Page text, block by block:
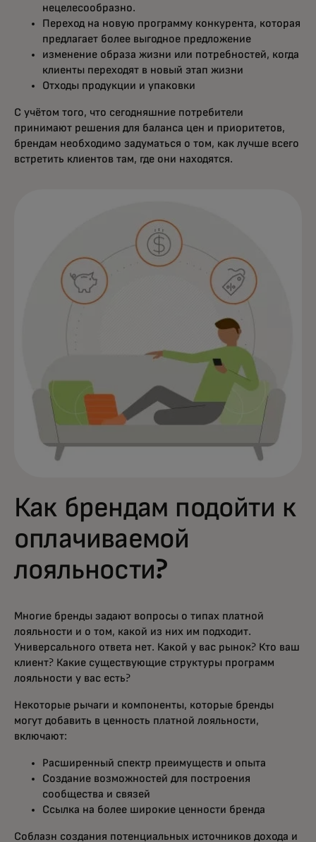
нецелесообразно.
Переход на новую программу конкурента, которая
предлагает более выгодное предложение
изменение образа жизни или потребностей, когда
клиенты переходят в новый этап жизни
Отходы продукции и упаковки
С учётом того, что сегодняшние потребители
принимают решения для баланса цен и приоритетов,
брендам необходимо задуматься о том, как лучше всего
встретить клиентов там, где они находятся.
Как брендам подойти к
оплачиваемой
лояльности?
Многие бренды задают вопросы о типах платной
лояльности и о том, какой из них им подходит.
Универсального ответа нет. Какой у вас рынок? Кто ваш
клиент? Какие существующие структуры программ
лояльности у вас есть?
Некоторые рычаги и компоненты, которые бренды
могут добавить в ценность платной лояльности,
включают:
Расширенный спектр преимуществ и опыта
Создание возможностей для построения
сообщества и связей
Ссылка на более широкие ценности бренда
Соблазн создания потенциальных источников дохода и